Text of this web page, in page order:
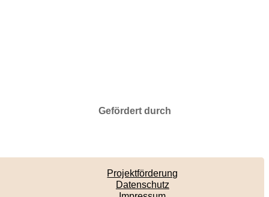
Projektförderung
Datenschutz
Gefördert durch